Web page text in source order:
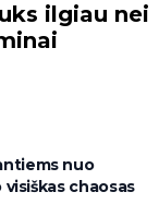
ilgiau nei
nuo
chaosas